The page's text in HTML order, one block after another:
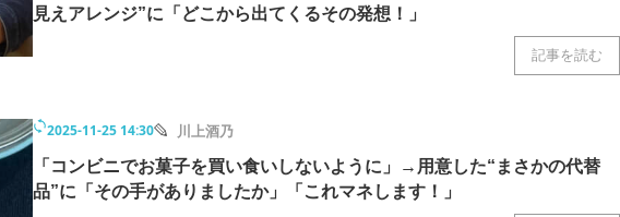
見えアレンジ”に「どこから出てくるその発想！」
記事を読む
2025-11-25 14:30 川上酒乃
「コンビニでお菓子を買い食いしないように」→用意した“まさかの代替
品”に「その手がありましたか」「これマネします！」